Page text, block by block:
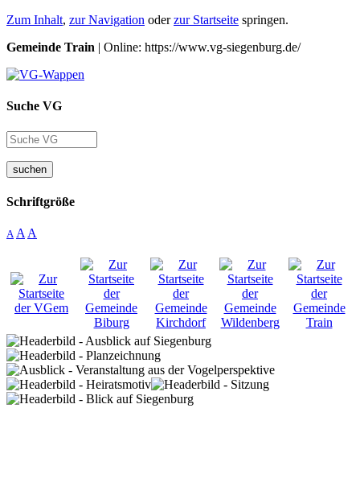
Zum Inhalt, zur Navigation oderzur Startseite springen.
Gemeinde Train | Online: https://www.vg-siegenburg.de/
Suche VG
suchen
Schriftgröße
A A A